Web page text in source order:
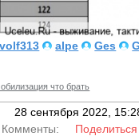
alpe Ges
что брать
28 сентября 2022,
Поделиться